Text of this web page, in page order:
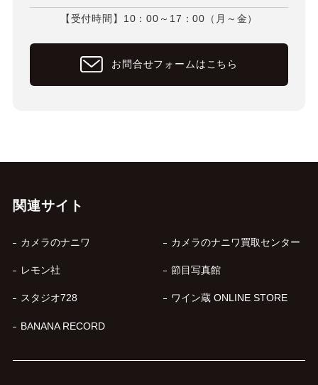
【受付時間】10：00～17：00（月～金）
お問合せフォームはこちら
関連サイト
カメラのナニワ カメラのナニワ買取センター
レモン社 節目写真館
スタジオ728 ワイン蔵 ONLINE STORE
BANANA RECORD